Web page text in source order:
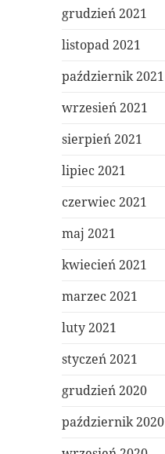
grudzień 2021
listopad 2021
październik 2021
wrzesień 2021
sierpień 2021
lipiec 2021
czerwiec 2021
maj 2021
kwiecień 2021
marzec 2021
luty 2021
styczeń 2021
grudzień 2020
październik 2020